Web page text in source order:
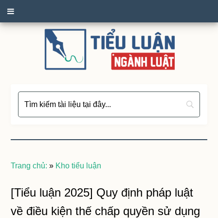
Trang chủ: » Kho tiểu luận
[Tiểu luận 2025] Quy định pháp luật
về điều kiện thế chấp quyền sử dụng